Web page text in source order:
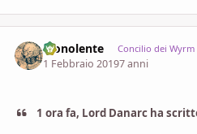
Monolente Concilio dei Wyrm
1 Febbraio 20197 anni
1 ora fa, Lord Danarc ha